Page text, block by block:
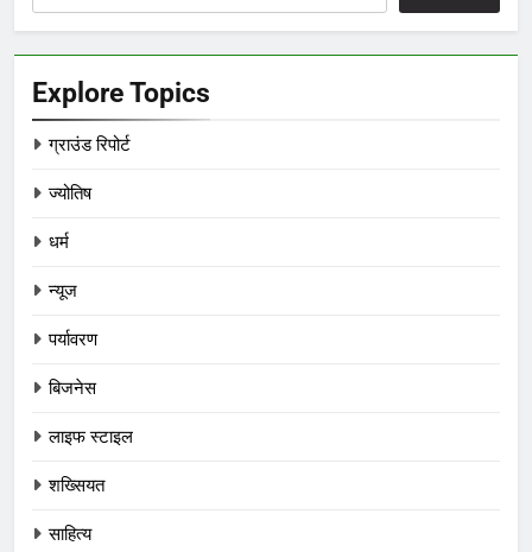
Explore Topics
ग्राउंड रिपोर्ट
ज्योतिष
धर्म
न्यूज
पर्यावरण
बिजनेस
लाइफ स्टाइल
शख्सियत
साहित्य